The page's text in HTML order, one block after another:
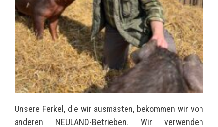
Unsere Ferkel, die wir ausmästen, bekommen wir von
anderen NEULAND-Betrieben. Wir verwenden